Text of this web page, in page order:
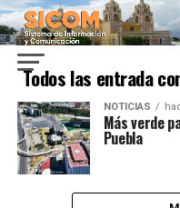
Todos las entrada
NOTICIAS
Más verde
Puebla